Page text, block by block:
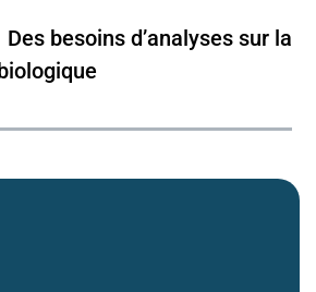
Des besoins d’analyses sur la